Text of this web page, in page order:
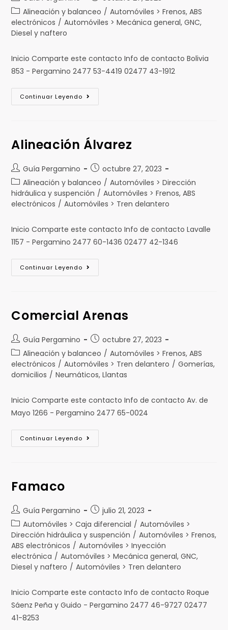
Alineación y balanceo / Automóviles > Frenos, ABS
electrónicos / Automóviles > Mecánica general, GNC,
Diesel y naftero
Inicio Comparte este contacto Info de contacto Bolivia
853 - Pergamino 2477 53-4419 02477 43-1912
Continuar Leyendo
Alineación Álvarez
Guía Pergamino
octubre 27, 2023
Alineación y balanceo / Automóviles > Dirección
hidráulica y suspención / Automóviles > Frenos, ABS
electrónicos / Automóviles > Tren delantero
Inicio Comparte este contacto Info de contacto Lavalle
1157 - Pergamino 2477 60-1436 02477 42-1346
Continuar Leyendo
Comercial Arenas
Guía Pergamino
octubre 27, 2023
Alineación y balanceo / Automóviles > Frenos, ABS
electrónicos / Automóviles > Tren delantero / Gomerías,
domicilios / Neumáticos, Llantas
Inicio Comparte este contacto Info de contacto Av. de
Mayo 1266 - Pergamino 2477 65-0024
Continuar Leyendo
Famaco
Guía Pergamino
julio 21, 2023
Automóviles > Caja diferencial / Automóviles >
Dirección hidráulica y suspención / Automóviles > Frenos,
ABS electrónicos / Automóviles > Inyección
electrónica / Automóviles > Mecánica general, GNC,
Diesel y naftero / Automóviles > Tren delantero
Inicio Comparte este contacto Info de contacto Roque
Sáenz Peña y Guido - Pergamino 2477 46-9727 02477
41-8253